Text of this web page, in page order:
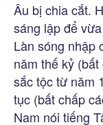
Âu bị chia cắt.
sáng lập để
Làn sóng nhập
năm thế kỷ
sắc tộc từ năm
tục (bất chấp
Nam nói tiếng